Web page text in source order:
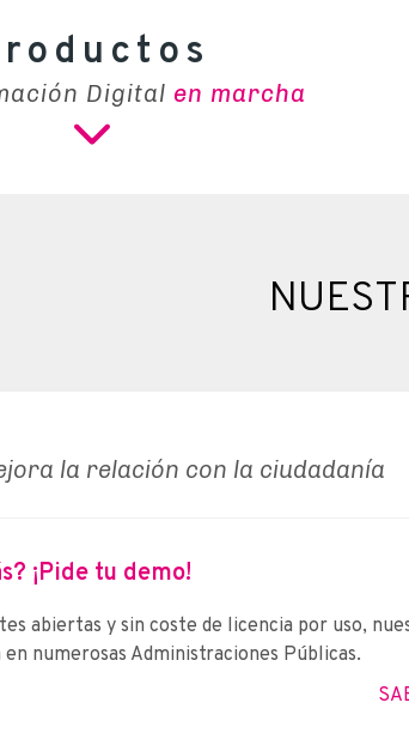
Digital en marcha
la relación con la ciudadanía
¡Pide tu demo!
abiertas y sin coste de licencia por uso,
numerosas Administraciones Públicas.